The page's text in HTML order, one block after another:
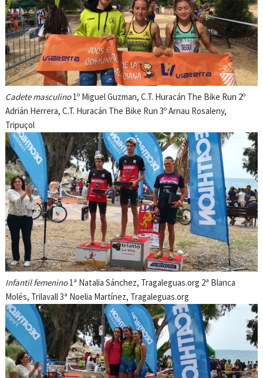
Cadete masculino1º Miguel Guzman, C.T. Huracán The Bike Run 2º
Adrián Herrera, C.T. Huracán The Bike Run 3º Arnau Rosaleny,
Tripuçol
Infantil femenino1ª Natalia Sánchez, Tragaleguas.org 2ª Blanca
Molés, Trilavall 3ª Noelia Martínez, Tragaleguas.org